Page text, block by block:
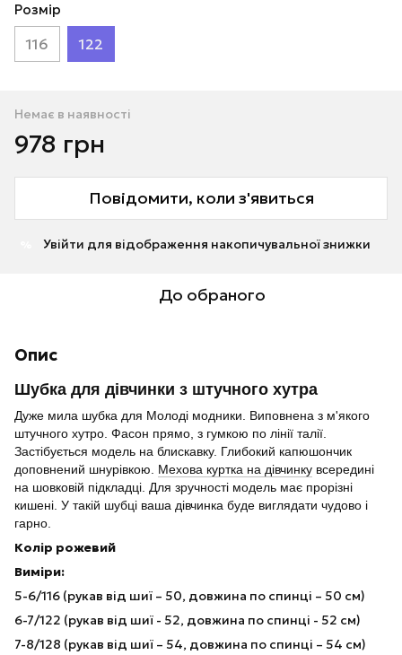
Розмір
116 122
Немає в наявності
978 грн
Повідомити, коли з'явиться
Увійти для відображення накопичувальної знижки
До обраного
Опис
Шубка для дівчинки з штучного хутра
Дуже мила шубка для Молоді модники. Виповнена з м'якого
штучного хутро. Фасон прямо, з гумкою по лінії талії.
Застібується модель на блискавку. Глибокий капюшончик
доповнений шнурівкою. Мехова куртка на дівчинку всередині
на шовковій підкладці. Для зручності модель має прорізні
кишені. У такій шубці ваша дівчинка буде виглядати чудово і
гарно.
Колір рожевий
Виміри:
5-6/116 (рукав від шиї – 50, довжина по спинці – 50 см)
6-7/122 (рукав від шиї - 52, довжина по спинці - 52 см)
7-8/128 (рукав від шиї – 54, довжина по спинці – 54 см)